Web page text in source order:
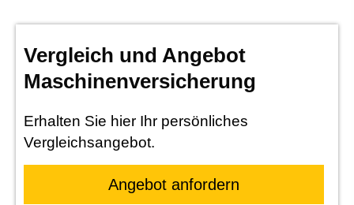
Vergleich und Angebot
Maschinenversicherung
Erhalten Sie hier Ihr persönliches
Vergleichsangebot.
An­ge­bot an­for­dern